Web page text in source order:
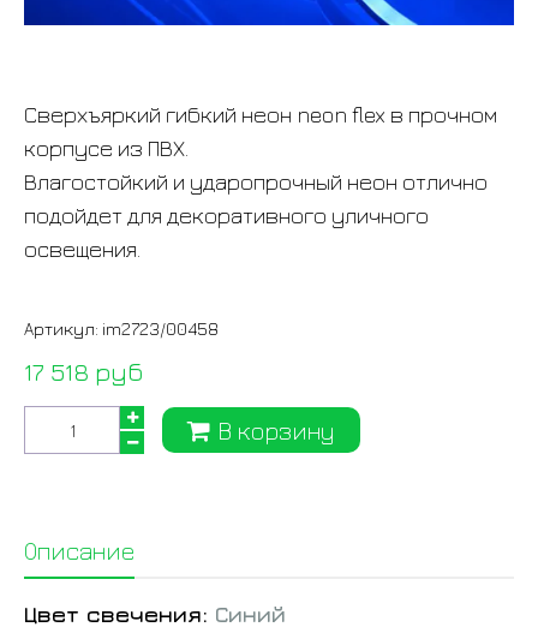
Сверхъяркий гибкий неон neon flex в прочном
корпусе из ПВХ.
Влагостойкий и ударопрочный неон отлично
подойдет для декоративного уличного
освещения.
Артикул: im2723/00458
17 518 руб
В корзину
Описание
Цвет свечения: Синий